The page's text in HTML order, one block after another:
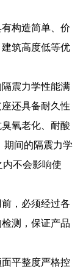
构造简单、价
筑高度低等优
震力学性能满
还具备耐久性
氧老化、耐酸
期间的隔震力学
不会影响使
，必须经过各
测，保证产品
平整度严格控